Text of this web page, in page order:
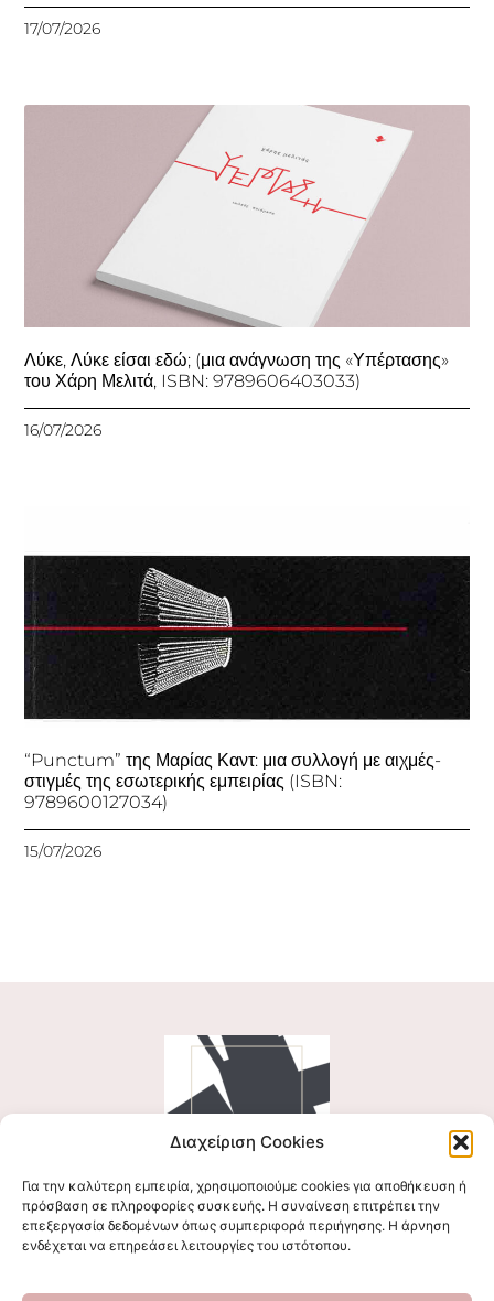
Διαχείριση Cookies
Για την καλύτερη εμπειρία, χρησιμοποιούμε cookies για αποθήκευση ή
πρόσβαση σε πληροφορίες συσκευής. Η συναίνεση επιτρέπει την
επεξεργασία δεδομένων όπως συμπεριφορά περιήγησης. Η άρνηση
ενδέχεται να επηρεάσει λειτουργίες του ιστότοπου.
17/07/2026
Λύκε, Λύκε είσαι εδώ; (μια ανάγνωση της «Υπέρτασης»
του Χάρη Μελιτά, ISBN: 9789606403033)
16/07/2026
“Punctum” της Μαρίας Καντ: μια συλλογή με αιχμές-
στιγμές της εσωτερικής εμπειρίας (ISBN:
9789600127034)
15/07/2026
Ακολουθήστε μας